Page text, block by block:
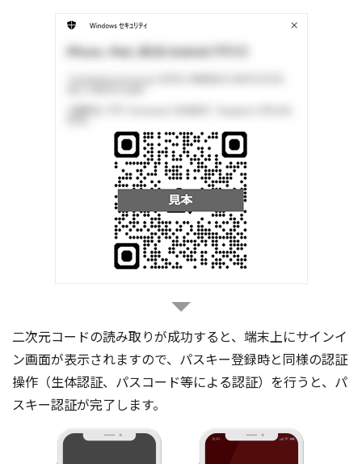
二次元コードの読み取りが成功すると、端末上にサインイ
ン画面が表示されますので、パスキー登録時と同様の認証
操作（生体認証、パスコード等による認証）を行うと、パ
スキー認証が完了します。